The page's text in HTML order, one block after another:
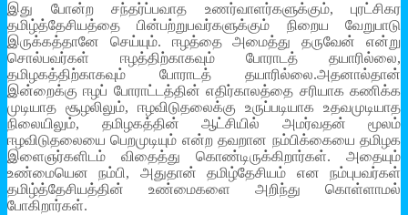
இது போன்ற சந்தர்ப்பவாத உணர்வாளர்களுக்கும், புரட்சிகர
தமிழ்த்தேசியத்தை பின்பற்றுபவர்களுக்கும் நிறைய வேறுபாடு
இருக்கத்தானே செய்யும். ஈழத்தை அமைத்து தருவேன் என்று
சொல்பவர்கள் ஈழத்திற்காகவும் போராடத் தயாரில்லை,
தமிழகத்திற்காகவும் போராடத் தயாரில்லை.அதனால்தான்
இன்றைக்கு ஈழப் போராட்டத்தின் எதிர்காலத்தை சரியாக கணிக்க
முடியாத சூழலிலும், ஈழவிடுதலைக்கு உருப்படியாக உதவமுடியாத
நிலையிலும், தமிழகத்தின் ஆட்சியில் அமர்வதன் மூலம்
ஈழவிடுதலையை பெறமுடியும் என்ற தவறான நம்பிக்கையை தமிழக
இளைஞர்களிடம் விதைத்து கொண்டிருக்கிறார்கள். அதையும்
உண்மையென நம்பி, அதுதான் தமிழ்தேசியம் என நம்புபவர்கள்
தமிழ்த்தேசியத்தின் உண்மைகளை அறிந்து கொள்ளாமல்
போகிறார்கள்.